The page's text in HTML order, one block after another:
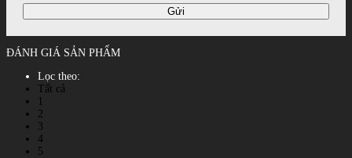
Gửi
ĐÁNH GIÁ SẢN PHẨM
Lọc theo:
Tất cả
2
3
4
5